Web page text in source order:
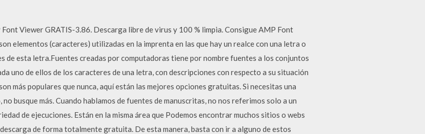
Viewer GRATIS-3.86. Descarga libre de virus y 100 % limpia. Consigue AMP Font
elementos (caracteres) utilizadas en la imprenta en las que hay un realce con una letra o
de esta letra.Fuentes creadas por computadoras tiene por nombre fuentes a los conjuntos
uno de ellos de los caracteres de una letra, con descripciones con respecto a su situación
más populares que nunca, aquí están las mejores opciones gratuitas. Si necesitas una
busque más. Cuando hablamos de fuentes de manuscritas, no nos referimos solo a un
de ejecuciones. Están en la misma área que Podemos encontrar muchos sitios o webs
de forma totalmente gratuita. De esta manera, basta con ir a alguno de estos